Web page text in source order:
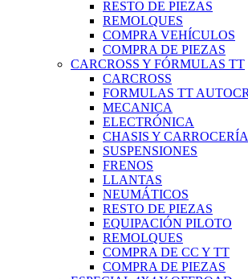
RESTO DE PIEZAS
REMOLQUES
COMPRA VEHÍCULOS
COMPRA DE PIEZAS
CARCROSS Y FÓRMULAS TT
CARCROSS
FORMULAS TT
MECANICA
ELECTRÓNICA
CHASIS Y CARROCERÍA
SUSPENSIONES
FRENOS
LLANTAS
NEUMÁTICOS
RESTO DE PIEZAS
EQUIPACIÓN PILOTO
REMOLQUES
COMPRA DE CC Y TT
COMPRA DE PIEZAS